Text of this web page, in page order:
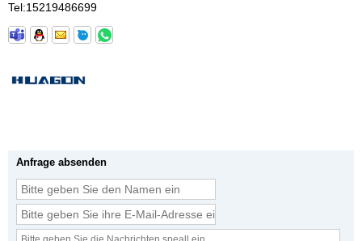
Tel:15219486699
Anfrage absenden